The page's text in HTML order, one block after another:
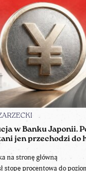
w Banku Japonii.
jen przechodzi do
na stronę główną
stopę procentową do